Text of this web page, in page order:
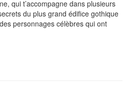
qui t’accompagne dans plusieurs
du plus grand édifice gothique
personnages célèbres qui ont